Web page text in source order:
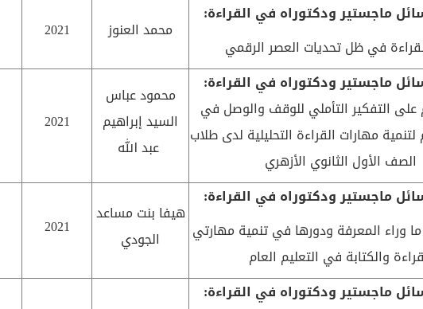
ماجستير ودكتوراه في القراءة:
في ظل تحديات العصر الرقمي
محمد العنوز 2021
ماجستير ودكتوراه في القراءة:
على التفكير التأملي للوقف والوصل في
لتنمية مهارات القراءة التحليلية لدى طلاب
الصف الأول الثانوي الأزهري
محمود عباس
السيد إبراهيم
عبد الله
2021
ماجستير ودكتوراه في القراءة:
ما وراء المعرفة ودورها في تنمية مهارتي
والكتابة في التعليم العام
هيفا بنت مساعد
الجودي
2021
ماجستير ودكتوراه في القراءة: